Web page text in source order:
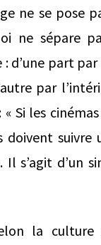
ne se pose
ne sépare
d’une part
par
Si les
doivent
Il s’agit
la